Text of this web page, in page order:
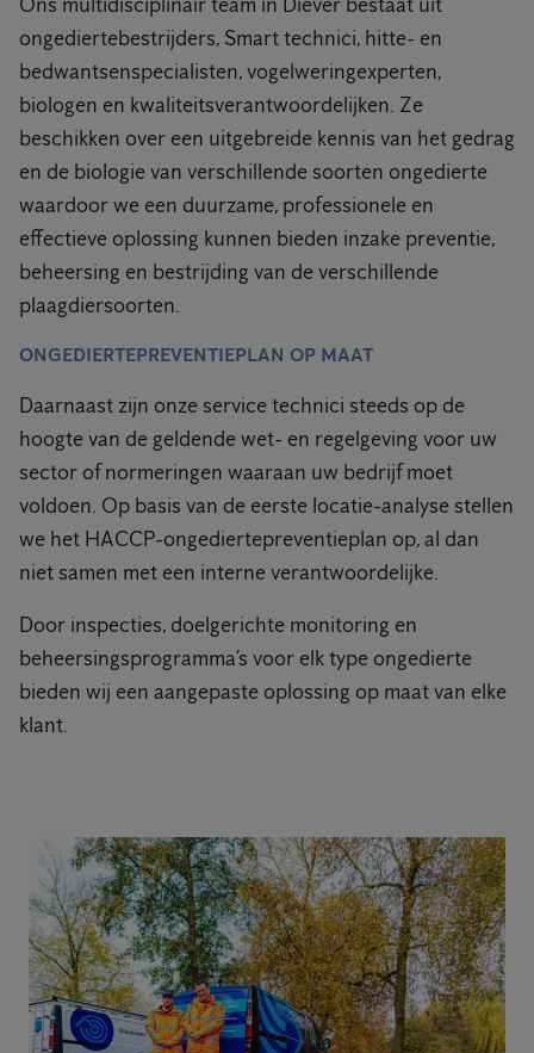
ongediertebestrijders, Smart technici, hitte- en
bedwantsenspecialisten, vogelweringexperten,
biologen en kwaliteitsverantwoordelijken. Ze
beschikken over een uitgebreide kennis van het gedrag
en de biologie van verschillende soorten ongedierte
waardoor we een duurzame, professionele en
effectieve oplossing kunnen bieden inzake preventie,
beheersing en bestrijding van de verschillende
plaagdiersoorten.
ONGEDIERTEPREVENTIEPLAN OP MAAT
Daarnaast zijn onze service technici steeds op de
hoogte van de geldende wet- en regelgeving voor uw
sector of normeringen waaraan uw bedrijf moet
voldoen. Op basis van de eerste locatie-analyse stellen
we het HACCP-ongediertepreventieplan op, al dan
niet samen met een interne verantwoordelijke.
Door inspecties, doelgerichte monitoring en
beheersingsprogramma’s voor elk type ongedierte
bieden wij een aangepaste oplossing op maat van elke
klant.